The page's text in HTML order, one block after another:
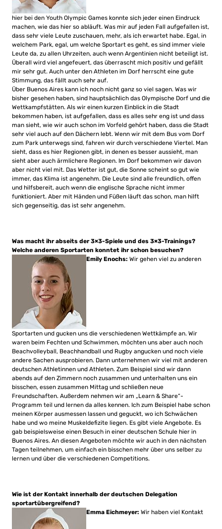
hier bei den Youth Olympic Games konnte sich jeder einen Eindruck
machen, wie das hier so abläuft. Was mir auf jeden Fall aufgefallen ist,
dass sehr viele Leute zuschauen, mehr, als ich erwartet habe. Egal, in
welchem Park, egal, um welche Sportart es geht, es sind immer viele
Leute da, zu allen Uhrzeiten, auch wenn Argentinien nicht beteiligt ist.
Überall wird viel angefeuert, das überrascht mich positiv und gefällt
mir sehr gut. Auch unter den Athleten im Dorf herrscht eine gute
Stimmung, das fällt auch sehr auf.
Über Buenos Aires kann ich noch nicht ganz so viel sagen. Was wir
bisher gesehen haben, sind hauptsächlich das Olympische Dorf und die
Wettkampfstätten. Als wir einen kurzen Einblick in die Stadt
bekommen haben, ist aufgefallen, dass es alles sehr eng ist und dass
man sieht, wie wir auch schon im Vorfeld gehört haben, dass die Stadt
sehr viel auch auf den Dächern lebt. Wenn wir mit dem Bus vom Dorf
zum Park unterwegs sind, fahren wir durch verschiedene Viertel. Man
sieht, dass es hier Regionen gibt, in denen es besser aussieht, man
sieht aber auch ärmlichere Regionen. Im Dorf bekommen wir davon
aber nicht viel mit. Das Wetter ist gut, die Sonne scheint so gut wie
immer, das Klima ist angenehm. Die Leute sind alle freundlich, offen
und hilfsbereit, auch wenn die englische Sprache nicht immer
funktioniert. Aber mit Händen und Füßen läuft das schon, man hilft
sich gegenseitig, das ist sehr angenehm.
Was macht ihr abseits der 3×3-Spiele und des 3×3-Trainings?
Welche anderen Sportarten konntet ihr schon besuchen?
Emily Enochs: Wir gehen viel zu anderen
Sportarten und gucken uns die verschiedenen Wettkämpfe an. Wir
waren beim Fechten und Schwimmen, möchten uns aber auch noch
Beachvolleyball, Beachhandball und Rugby angucken und noch viele
andere Sachen ausprobieren. Dann unternehmen wir viel mit anderen
deutschen Athletinnen und Athleten. Zum Beispiel sind wir dann
abends auf den Zimmern noch zusammen und unterhalten uns ein
bisschen, essen zusammen Mittag und schließen neue
Freundschaften. Außerdem nehmen wir am „Learn & Share“-
Programm teil und lernen da alles kennen. Ich zum Beispiel habe schon
meinen Körper ausmessen lassen und geguckt, wo ich Schwächen
habe und wo meine Muskeldefizite liegen. Es gibt viele Angebote. Es
gab beispielsweise einen Besuch in einer deutschen Schule hier in
Buenos Aires. An diesen Angeboten möchte wir auch in den nächsten
Tagen teilnehmen, um einfach ein bisschen mehr über uns selber zu
lernen und über die verschiedenen Competitions.
Wie ist der Kontakt innerhalb der deutschen Delegation
sportartübergreifend?
Emma Eichmeyer: Wir haben viel Kontakt